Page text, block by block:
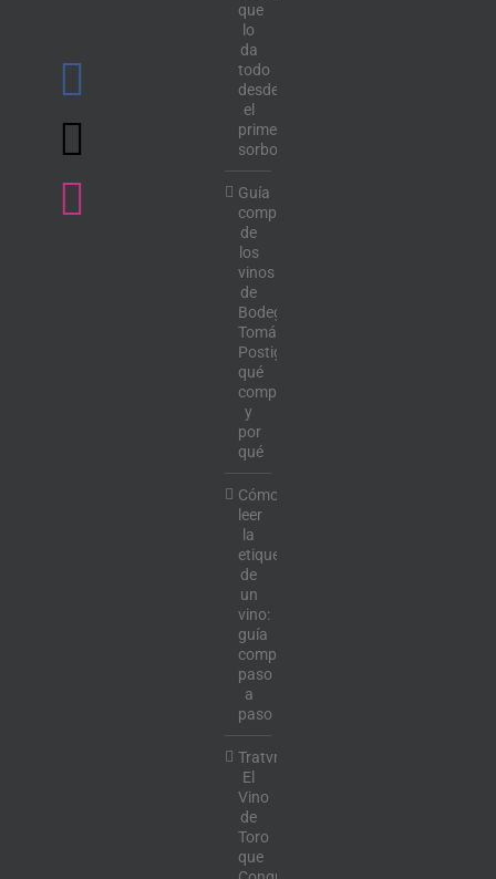
que
lo
da
todo
desde
el
primer
sorbo
Guía
completa
de
los
vinos
de
Bodega
Tomás
Postigo:
qué
comprar
y
por
qué
Cómo
leer
la
etiqueta
de
un
vino:
guía
completa
paso
a
paso
Tratvm:
El
Vino
de
Toro
que